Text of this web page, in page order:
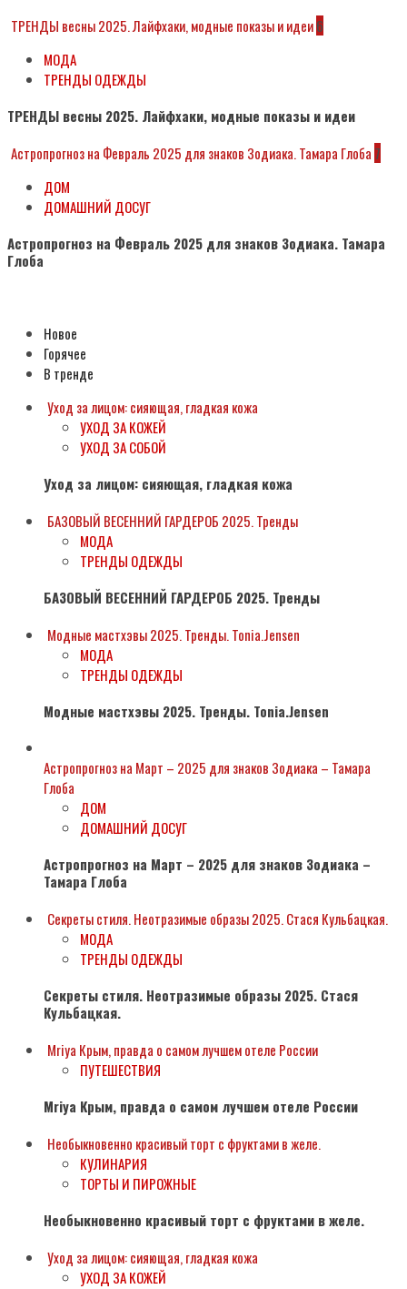
ТРЕНДЫ весны 2025. Лайфхаки, модные показы и идеи6
МОДА
ТРЕНДЫ ОДЕЖДЫ
ТРЕНДЫ весны 2025. Лайфхаки, модные показы и идеи
Астропрогноз на Февраль 2025 для знаков Зодиака. Тамара Глоба 7
ДОМ
ДОМАШНИЙ ДОСУГ
Астропрогноз на Февраль 2025 для знаков Зодиака. Тамара
Глоба
Новое
Горячее
В тренде
Уход за лицом: сияющая, гладкая кожа
УХОД ЗА КОЖЕЙ
УХОД ЗА СОБОЙ
Уход за лицом: сияющая, гладкая кожа
БАЗОВЫЙ ВЕСЕННИЙ ГАРДЕРОБ 2025. Тренды
МОДА
ТРЕНДЫ ОДЕЖДЫ
БАЗОВЫЙ ВЕСЕННИЙ ГАРДЕРОБ 2025. Тренды
Модные мастхэвы 2025. Тренды. Tonia.Jensen
МОДА
ТРЕНДЫ ОДЕЖДЫ
Модные мастхэвы 2025. Тренды. Tonia.Jensen
Астропрогноз на Март – 2025 для знаков Зодиака – Тамара
Глоба
ДОМ
ДОМАШНИЙ ДОСУГ
Астропрогноз на Март – 2025 для знаков Зодиака –
Тамара Глоба
Секреты стиля. Неотразимые образы 2025. Стася Кульбацкая.
МОДА
ТРЕНДЫ ОДЕЖДЫ
Секреты стиля. Неотразимые образы 2025. Стася
Кульбацкая.
Mriya Крым, правда о самом лучшем отеле России
ПУТЕШЕСТВИЯ
Mriya Крым, правда о самом лучшем отеле России
Необыкновенно красивый торт с фруктами в желе.
КУЛИНАРИЯ
ТОРТЫ И ПИРОЖНЫЕ
Необыкновенно красивый торт с фруктами в желе.
Уход за лицом: сияющая, гладкая кожа
УХОД ЗА КОЖЕЙ